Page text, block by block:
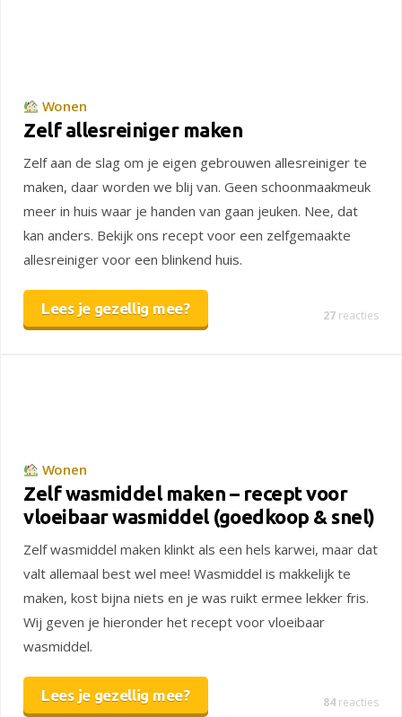
Wonen
Zelf allesreiniger maken
Zelf aan de slag om je eigen gebrouwen allesreiniger te
maken, daar worden we blij van. Geen schoonmaakmeuk
meer in huis waar je handen van gaan jeuken. Nee, dat
kan anders. Bekijk ons recept voor een zelfgemaakte
allesreiniger voor een blinkend huis.
Lees je gezellig mee? 27 reacties
Wonen
Zelf wasmiddel maken – recept voor
vloeibaar wasmiddel (goedkoop & snel)
Zelf wasmiddel maken klinkt als een hels karwei, maar dat
valt allemaal best wel mee! Wasmiddel is makkelijk te
maken, kost bijna niets en je was ruikt ermee lekker fris.
Wij geven je hieronder het recept voor vloeibaar
wasmiddel.
Lees je gezellig mee? 84 reacties